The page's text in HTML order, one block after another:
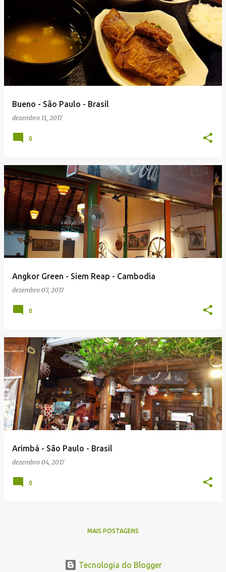
Bueno - São Paulo - Brasil
dezembro 11, 2017
0
Angkor Green - Siem Reap - Cambodia
dezembro 07, 2017
0
Arimbá - São Paulo - Brasil
dezembro 04, 2017
0
MAIS POSTAGENS
Tecnologia do Blogger